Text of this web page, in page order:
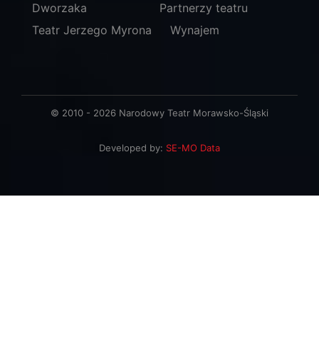
Dworzaka
Teatr Jerzego Myrona
Partnerzy teatru
Wynajem
© 2010 - 2026 Narodowy Teatr Morawsko-Śląski
Developed by: SE-MO Data